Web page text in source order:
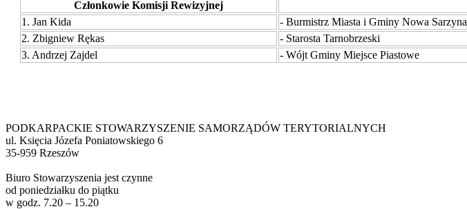
Członkowie Komisji Rewizyjnej
1. Jan Kida
- Burmistrz Miasta i Gminy Nowa Sarzyna
2. Zbigniew Rękas
- Starosta Tarnobrzeski
3. Andrzej Zajdel
- Wójt Gminy Miejsce Piastowe
PODKARPACKIE STOWARZYSZENIE SAMORZĄDÓW TERYTORIALNYCH
ul. Księcia Józefa Poniatowskiego 6
35-959 Rzeszów
Biuro Stowarzyszenia jest czynne
od poniedziałku do piątku
w godz. 7.20 – 15.20